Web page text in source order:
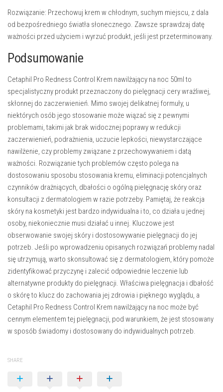
Rozwiązanie: Przechowuj krem w chłodnym, suchym miejscu, z dala
od bezpośredniego światła słonecznego. Zawsze sprawdzaj datę
ważności przed użyciem i wyrzuć produkt, jeśli jest przeterminowany.
Podsumowanie
Cetaphil Pro Redness Control Krem nawilżający na noc 50ml to
specjalistyczny produkt przeznaczony do pielęgnacji cery wrażliwej,
skłonnej do zaczerwienień. Mimo swojej delikatnej formuły, u
niektórych osób jego stosowanie może wiązać się z pewnymi
problemami, takimi jak brak widocznej poprawy w redukcji
zaczerwienień, podrażnienia, uczucie lepkości, niewystarczające
nawilżenie, czy problemy związane z przechowywaniem i datą
ważności. Rozwiązanie tych problemów często polega na
dostosowaniu sposobu stosowania kremu, eliminacji potencjalnych
czynników drażniących, dbałości o ogólną pielęgnację skóry oraz
konsultacji z dermatologiem w razie potrzeby. Pamiętaj, że reakcja
skóry na kosmetyki jest bardzo indywidualna i to, co działa u jednej
osoby, niekoniecznie musi działać u innej. Kluczowe jest
obserwowanie swojej skóry i dostosowywanie pielęgnacji do jej
potrzeb. Jeśli po wprowadzeniu opisanych rozwiązań problemy nadal
się utrzymują, warto skonsultować się z dermatologiem, który pomoże
zidentyfikować przyczynę i zalecić odpowiednie leczenie lub
alternatywne produkty do pielęgnacji. Właściwa pielęgnacja i dbałość
o skórę to klucz do zachowania jej zdrowia i pięknego wyglądu, a
Cetaphil Pro Redness Control Krem nawilżający na noc może być
cennym elementem tej pielęgnacji, pod warunkiem, że jest stosowany
w sposób świadomy i dostosowany do indywidualnych potrzeb.
SHARE